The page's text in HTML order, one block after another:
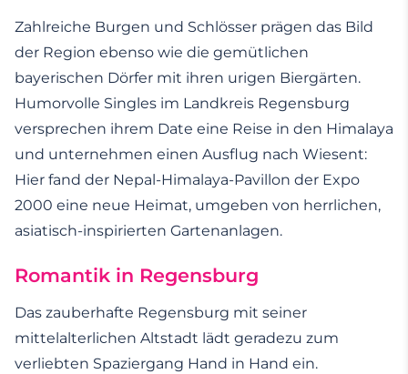
Zahlreiche Burgen und Schlösser prägen das Bild
der Region ebenso wie die gemütlichen
bayerischen Dörfer mit ihren urigen Biergärten.
Humorvolle Singles im Landkreis Regensburg
versprechen ihrem Date eine Reise in den Himalaya
und unternehmen einen Ausflug nach Wiesent:
Hier fand der Nepal-Himalaya-Pavillon der Expo
2000 eine neue Heimat, umgeben von herrlichen,
asiatisch-inspirierten Gartenanlagen.
Romantik in Regensburg
Das zauberhafte Regensburg mit seiner
mittelalterlichen Altstadt lädt geradezu zum
verliebten Spaziergang Hand in Hand ein.